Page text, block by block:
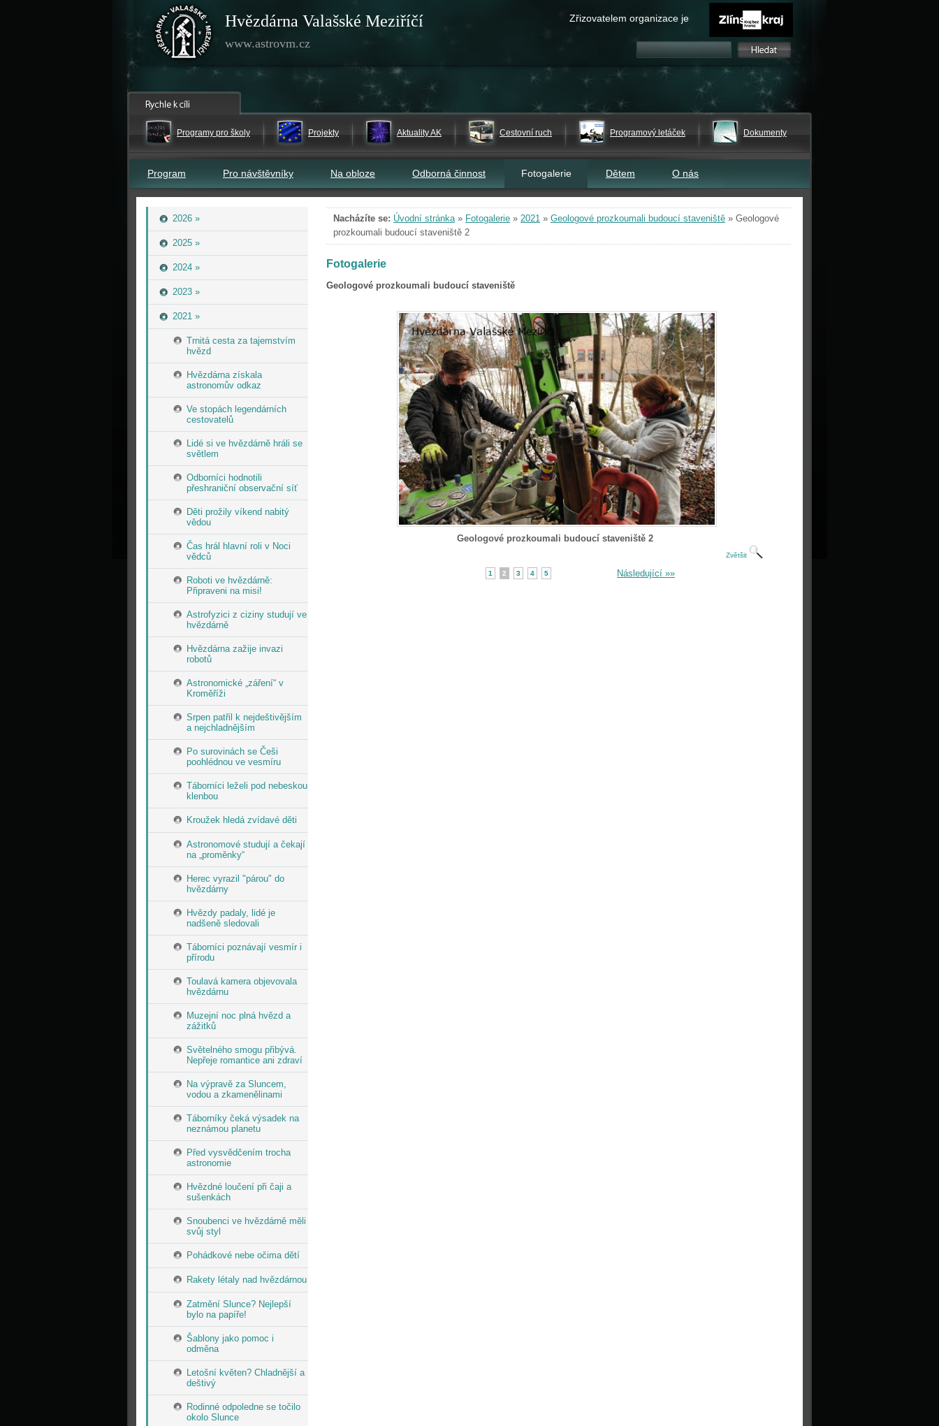
Hvězdárna Valašské Meziříčí
www.astrovm.cz
Zřizovatelem organizace je
Programy pro školy Projekty Aktuality AK Cestovní ruch Programový letáček Dokumenty
Program Pro návštěvníky Na obloze Odborná činnost Fotogalerie Dětem O nás
2026 »
2025 »
2024 »
2023 »
2021 »
Trnitá cesta za tajemstvím
hvězd
Hvězdárna získala
astronomův odkaz
Ve stopách legendárních
cestovatelů
Lidé si ve hvězdárně hráli se
světlem
Odborníci hodnotili
přeshraniční observační síť
Děti prožily víkend nabitý
vědou
Čas hrál hlavní roli v Noci
vědců
Roboti ve hvězdárně:
Připraveni na misi!
Astrofyzici z ciziny studují ve
hvězdárně
Hvězdárna zažije invazi
robotů
Astronomické „záření“ v
Kroměříži
Srpen patřil k nejdeštivějším
a nejchladnějším
Po surovinách se Češi
poohlédnou ve vesmíru
Táborníci leželi pod nebeskou
klenbou
Kroužek hledá zvídavé děti
Astronomové studují a čekají
na „proměnky“
Herec vyrazil "párou" do
hvězdárny
Hvězdy padaly, lidé je
nadšeně sledovali
Táborníci poznávají vesmír i
přírodu
Toulavá kamera objevovala
hvězdárnu
Muzejní noc plná hvězd a
zážitků
Světelného smogu přibývá.
Nepřeje romantice ani zdraví
Na výpravě za Sluncem,
vodou a zkamenělinami
Táborníky čeká výsadek na
neznámou planetu
Před vysvědčením trocha
astronomie
Hvězdné loučení při čaji a
sušenkách
Snoubenci ve hvězdárně měli
svůj styl
Pohádkové nebe očima dětí
Rakety létaly nad hvězdárnou
Zatmění Slunce? Nejlepší
bylo na papíře!
Šablony jako pomoc i
odměna
Letošní květen? Chladnější a
deštivý
Rodinné odpoledne se točilo
okolo Slunce
Nacházíte se: Úvodní stránka» Fotogalerie » 2021 » Geologové prozkoumali budoucí staveniště » Geologové
prozkoumali budoucí staveniště 2
Fotogalerie
Geologové prozkoumali budoucí staveniště
Geologové prozkoumali budoucí staveniště 2
Zvětšit
1 2 3 4 5 Následující »»